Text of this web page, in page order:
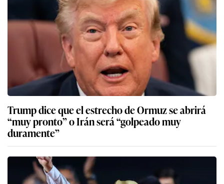
Trump dice que el estrecho de Ormuz se abrirá
“muy pronto” o Irán será “golpeado muy
duramente”